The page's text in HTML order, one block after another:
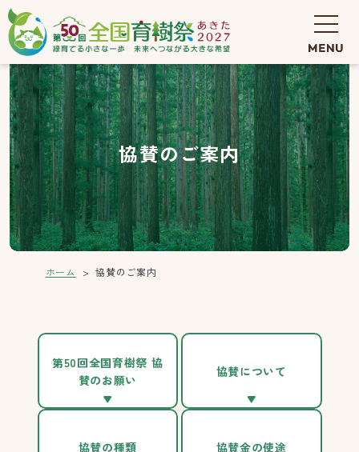
協賛のご案内
ホーム 協賛のご案内
第50回全国育樹祭 協
賛のお願い
協賛について
協賛の種類 協賛金の使途